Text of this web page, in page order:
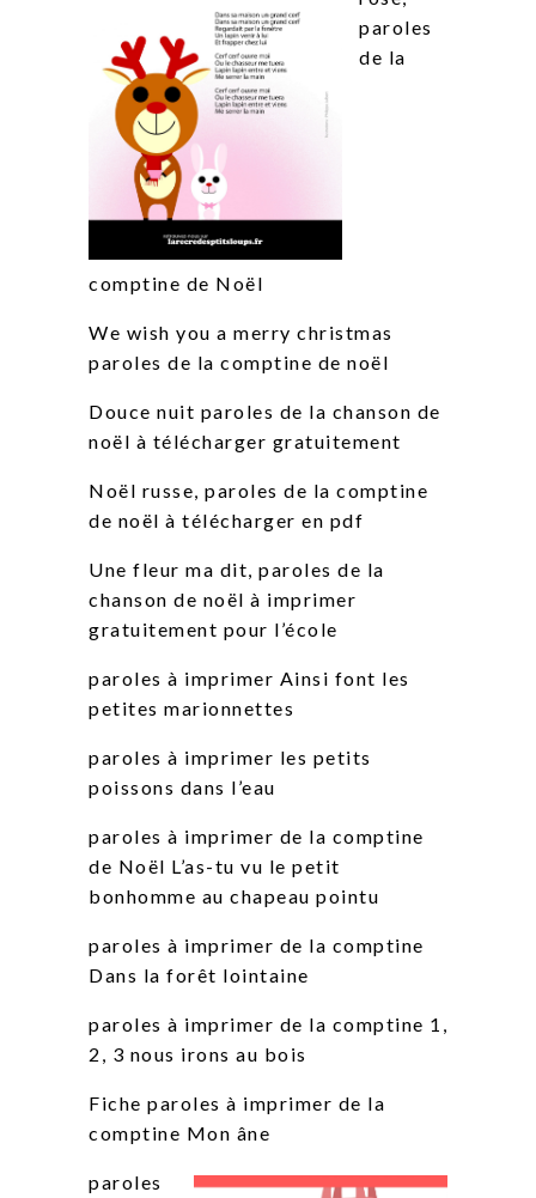
paroles
de la
comptine de Noël
We wish you a merry christmas
paroles de la comptine de noël
Douce nuit paroles de la chanson de
noël à télécharger gratuitement
Noël russe, paroles de la comptine
de noël à télécharger en pdf
Une fleur ma dit, paroles de la
chanson de noël à imprimer
gratuitement pour l’école
paroles à imprimer Ainsi font les
petites marionnettes
paroles à imprimer les petits
poissons dans l’eau
paroles à imprimer de la comptine
de Noël L’as-tu vu le petit
bonhomme au chapeau pointu
paroles à imprimer de la comptine
Dans la forêt lointaine
paroles à imprimer de la comptine 1,
2, 3 nous irons au bois
Fiche paroles à imprimer de la
comptine Mon âne
paroles